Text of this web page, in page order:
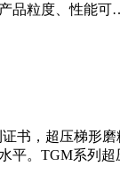
品粒度、性能可
书，超压梯形
平。TGM系列